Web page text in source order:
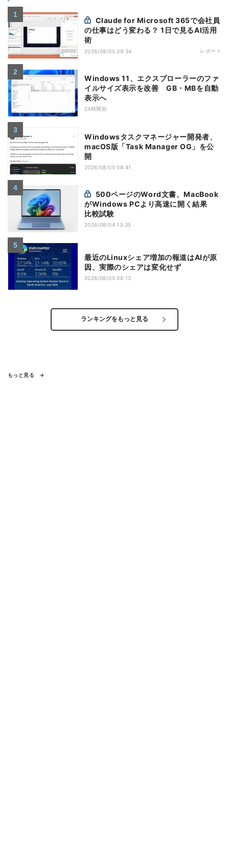
の仕事はどう変わる？ 1日で見るAI活用
術
2026/08/05 09:34 レポート
Windows 11、エクスプローラーのファ
イルサイズ表示を改善 GB・MBを自動
表示へ
24時間前
Windowsタスクマネージャー開発者、
macOS版「Task Manager OG」を公
開
2026/08/05 08:41
がWindows PCより高速に開く結果
比較試験
2026/08/04 13:35
最近のLinuxシェア増加の報道はAIが原
因、実際のシェアは変化せず
2026/08/05 08:13
ランキングをもっと見る
もっと見る